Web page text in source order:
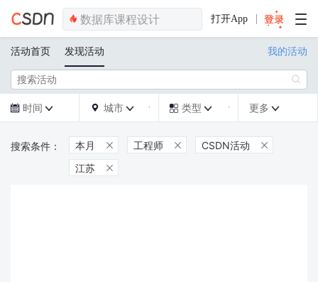
打开App
活动首页 发现活动 我的活动

 时间   城市   类型  更多 
本月  工程师  CSDN活动 
江苏 